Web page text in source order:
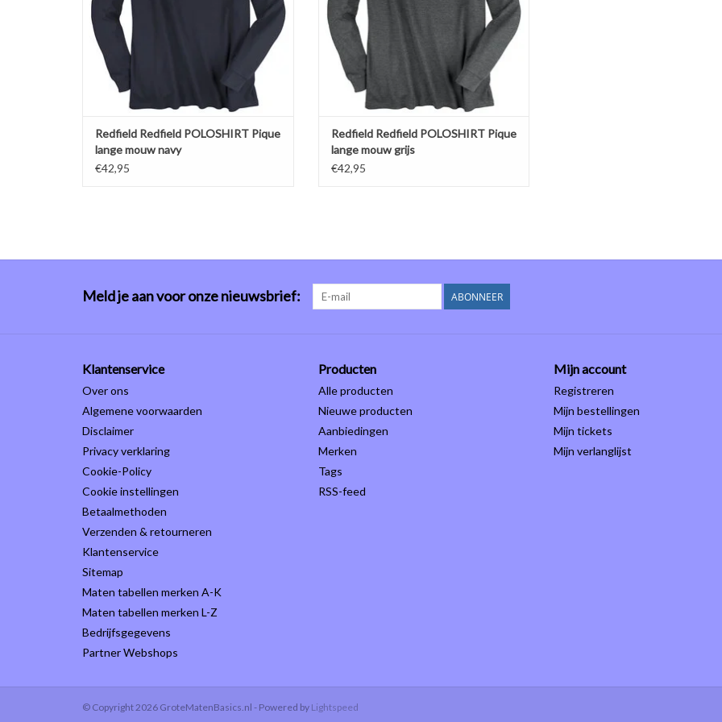
Redfield Redfield POLOSHIRT Pique
lange mouw navy
€42,95
Redfield Redfield POLOSHIRT Pique
lange mouw grijs
€42,95
Meld je aan voor onze nieuwsbrief: ABONNEER
Klantenservice
Over ons
Algemene voorwaarden
Disclaimer
Privacy verklaring
Cookie-Policy
Cookie instellingen
Betaalmethoden
Verzenden & retourneren
Klantenservice
Sitemap
Maten tabellen merken A-K
Maten tabellen merken L-Z
Bedrijfsgegevens
Partner Webshops
Producten
Alle producten
Nieuwe producten
Aanbiedingen
Merken
Tags
RSS-feed
Mijn account
Registreren
Mijn bestellingen
Mijn tickets
Mijn verlanglijst
© Copyright 2026 GroteMatenBasics.nl - Powered by Lightspeed